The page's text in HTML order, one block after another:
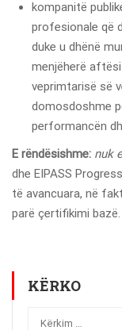
kompanitë
profesionale që
duke u dhënë
menjëherë
veprimtarisë së
domosdoshme
performancën
E rëndësishme: nuk
dhe EIPASS
të avancuara, në
parë çertifikimi bazë.
KËRKO